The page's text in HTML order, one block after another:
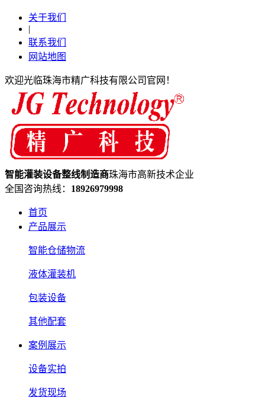
关于我们
|
联系我们
网站地图
欢迎光临珠海市精广科技有限公司官网！
智能灌装设备整线制造商珠海市高新技术企业
全国咨询热线： 18926979998
首页
产品展示
智能仓储物流
液体灌装机
包装设备
其他配套
案例展示
设备实拍
发货现场